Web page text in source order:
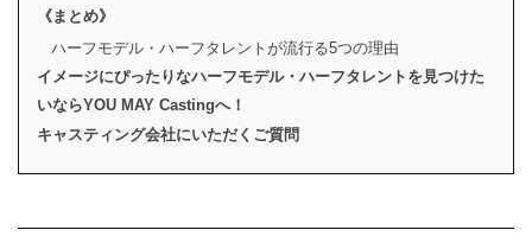
《まとめ》
ハーフモデル・ハーフタレントが流行る5つの理由
イメージにぴったりなハーフモデル・ハーフタレントを見つけた
いならYOU MAY Castingへ！
キャスティング会社にいただくご質問